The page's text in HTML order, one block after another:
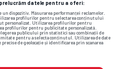
datele pentru a oferi:
un dispozitiv. Măsurarea performanței reclamelor.
profilurilor pentru selectarea conținutului
personalizat. Utilizarea profilurilor pentru
profilurilor pentru publicitate personalizată.
publicului prin statistici sau combinații de
pentru a selecta conținutul. Utilizarea de date
de geolocație și identificarea prin scanarea